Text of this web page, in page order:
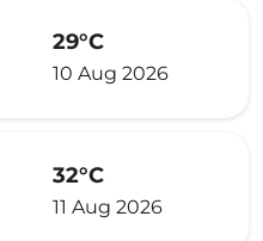
29°C
10 Aug 2026
32°C
11 Aug 2026